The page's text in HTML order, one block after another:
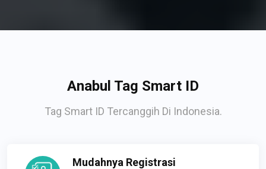
Anabul Tag Smart ID
Tag Smart ID Tercanggih Di Indonesia.
Mudahnya Registrasi